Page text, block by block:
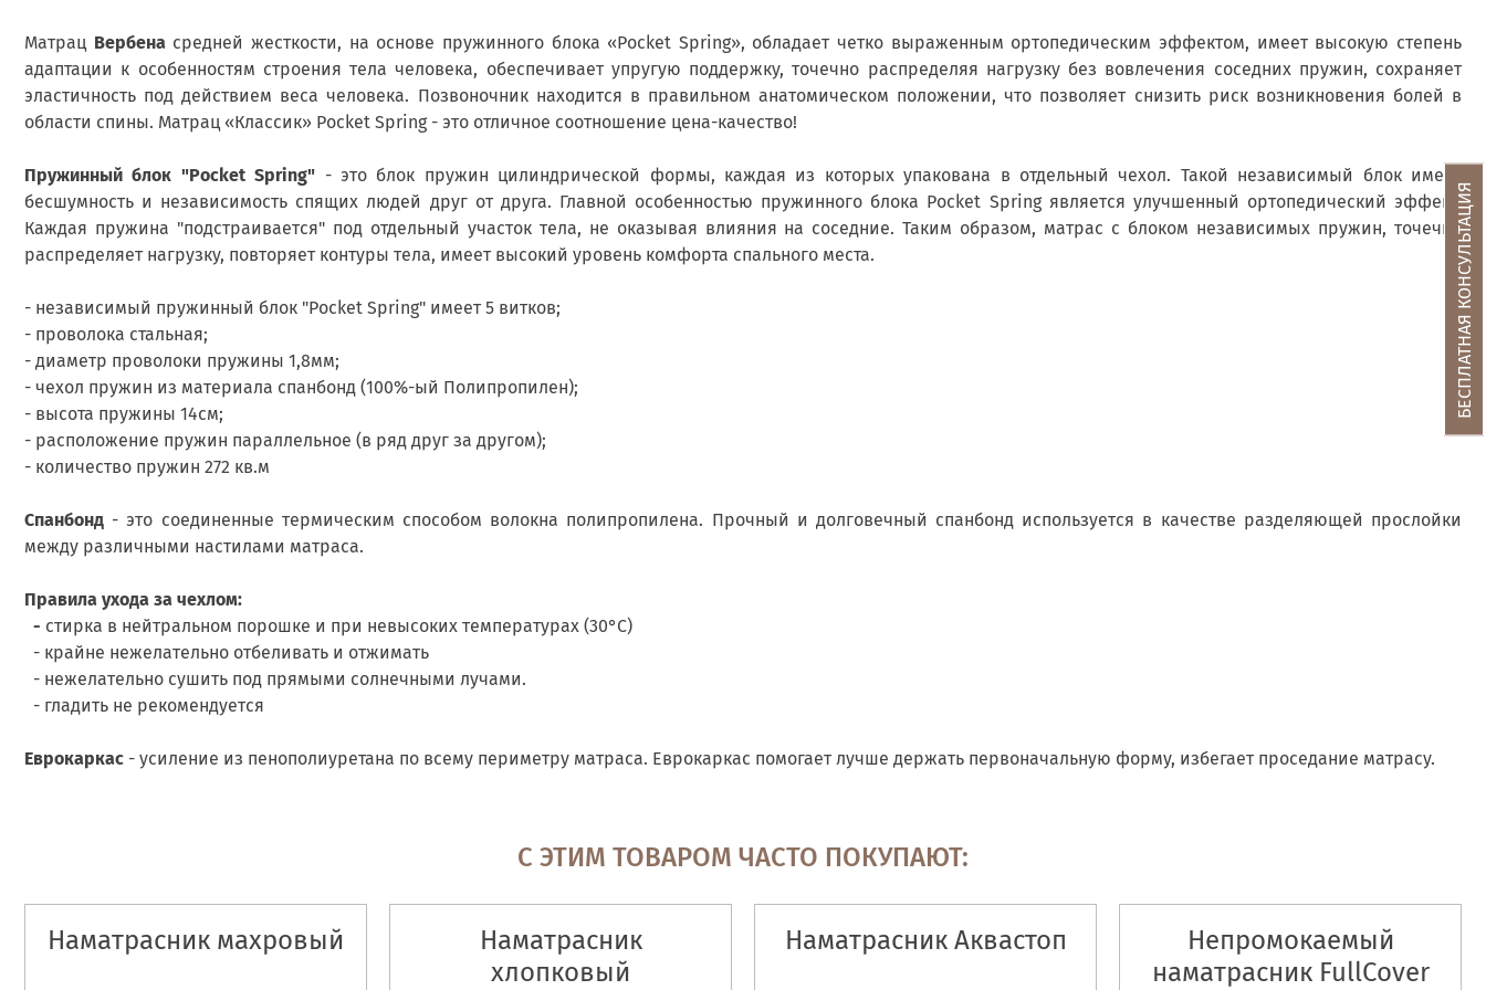
Матрац Вербенасредней жесткости, на основе пружинного блока «Pocket Spring», обладает четко выраженным ортопедическим эффектом, имеет высокую степень
адаптации к особенностям строения тела человека, обеспечивает упругую поддержку, точечно распределяя нагрузку без вовлечения соседних пружин, сохраняет
эластичность под действием веса человека. Позвоночник находится в правильном анатомическом положении, что позволяет снизить риск возникновения болей в
области спины. Матрац «Классик» Pocket Spring - это отличное соотношение цена-качество!
Пружинный блок "Pocket Spring" - это блок пружин цилиндрической формы, каждая из которых упакована в отдельный чехол. Такой независимый блок имеет
бесшумность и независимость спящих людей друг от друга. Главной особенностью пружинного блока Pocket Spring является улучшенный ортопедический эффект.
Каждая пружина "подстраивается" под отдельный участок тела, не оказывая влияния на соседние. Таким образом, матрас с блоком независимых пружин, точечно
распределяет нагрузку, повторяет контуры тела, имеет высокий уровень комфорта спального места.
- независимый пружинный блок "Pocket Spring" имеет 5 витков;
- проволока стальная;
- диаметр проволоки пружины 1,8мм;
- чехол пружин из материала спанбонд (100%-ый Полипропилен);
- высота пружины 14см;
- расположение пружин параллельное (в ряд друг за другом);
- количество пружин 272 кв.м
Спанбонд - это соединенные термическим способом волокна полипропилена. Прочный и долговечный спанбонд используется в качестве разделяющей прослойки
между различными настилами матраса.
Правила ухода за чехлом:
- стирка в нейтральном порошке и при невысоких температурах (30°С)
- крайне нежелательно отбеливать и отжимать
- нежелательно сушить под прямыми солнечными лучами.
- гладить не рекомендуется
Еврокаркас - усиление из пенополиуретана по всему периметру матраса. Еврокаркас помогает лучше держать первоначальную форму, избегает проседание матрасу.
С ЭТИМ ТОВАРОМ ЧАСТО ПОКУПАЮТ:
Наматрасник махровый
Наматрасник
хлопковый
Наматрасник Аквастоп
Непромокаемый
наматрасник FullCover
БЕСПЛАТНАЯ КОНСУЛЬТАЦИЯ